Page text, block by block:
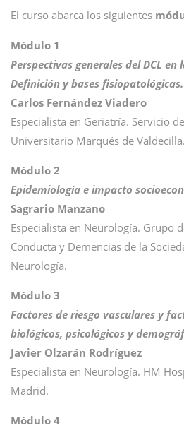
El curso abarca los siguientes
Módulo 1
Perspectivas generales del DCL en
Definición y bases fisiopatológicas.
Carlos Fernández Viadero
Especialista en Geriatría. Servicio
Universitario Marqués de
Módulo 2
Epidemiología e impacto
Sagrario Manzano
Especialista en Neurología. Grupo
Conducta y Demencias de la
Neurología.
Módulo 3
Factores de riesgo vasculares y
biológicos, psicológicos y
Javier Olzarán Rodríguez
Especialista en Neurología. HM
Madrid.
Módulo 4